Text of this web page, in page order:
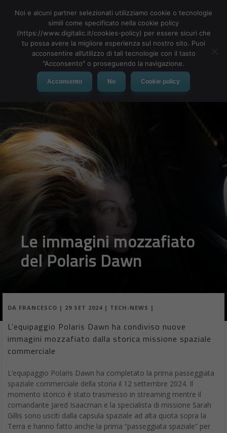
MENU
Le immagini mozzafiato
del Polaris Dawn
DA FRANCESCO | 29 SET 2024 | TECH-NEWS |
L’equipaggio Polaris Dawn ha condiviso nuove
immagini mozzafiato dalla storica missione spaziale
commerciale
L’equipaggio Polaris Dawn ha completato la prima passeggiata
spaziale commerciale della storia il 12 settembre 2024. Il
momento storico è stato trasmesso in streaming mentre il
comandante Jared Isaacman e la specialista di missione Sarah
Gillis sono usciti dalla capsula spaziale ad alta quota sopra la
Terra e hanno fatto anche la prima “passeggiata spaziale” per
Noi e alcuni partner selezionati utilizziamo cookie o tecnologie
simili come specificato nella cookie policy
(https://www.digitalic.it/cookies-policy) per essere sicuri che
tu possa avere la migliore esperienza sul nostro sito. Puoi
acconsentire all’utilizzo di tali tecnologie con il tasto
"Acconsento" o proseguendo la navigazione.
Acconsento No Cookie policy